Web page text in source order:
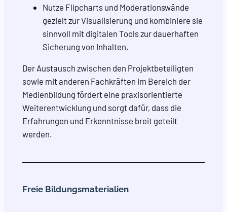
Nutze Flipcharts und Moderationswände
gezielt zur Visualisierung und kombiniere sie
sinnvoll mit digitalen Tools zur dauerhaften
Sicherung von Inhalten.
Der Austausch zwischen den Projektbeteiligten
sowie mit anderen Fachkräften im Bereich der
Medienbildung fördert eine praxisorientierte
Weiterentwicklung und sorgt dafür, dass die
Erfahrungen und Erkenntnisse breit geteilt
werden.
Freie Bildungsmaterialien